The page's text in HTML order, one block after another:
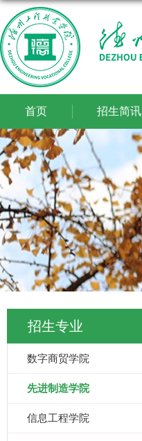
首页 招生简讯
招生专业
数字商贸学院
先进制造学院
信息工程学院